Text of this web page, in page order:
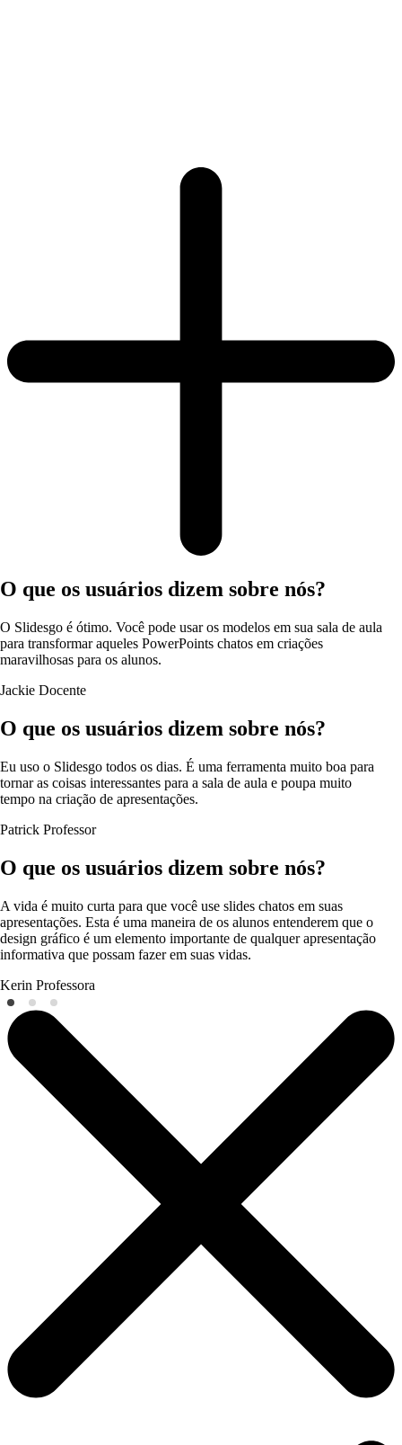
O que os usuários dizem sobre nós?
O Slidesgo é ótimo. Você pode usar os modelos em sua sala de aula
para transformar aqueles PowerPoints chatos em criações
maravilhosas para os alunos.
Jackie Docente
O que os usuários dizem sobre nós?
Eu uso o Slidesgo todos os dias. É uma ferramenta muito boa para
tornar as coisas interessantes para a sala de aula e poupa muito
tempo na criação de apresentações.
Patrick Professor
O que os usuários dizem sobre nós?
A vida é muito curta para que você use slides chatos em suas
apresentações. Esta é uma maneira de os alunos entenderem que o
design gráfico é um elemento importante de qualquer apresentação
informativa que possam fazer em suas vidas.
Kerin Professora